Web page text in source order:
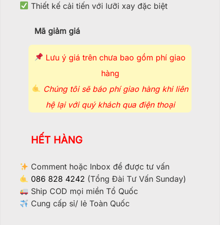
Thiết kế cải tiến với lưỡi xay đặc biệt
Mã giảm giá
Lưu ý giá trên chưa bao gồm phí giao
hàng
Chúng tôi sẽ báo phí giao hàng khi liên
hệ lại với quý khách qua điện thoại
HẾT HÀNG
Comment hoặc Inbox để được tư vấn
086 828 4242 (Tổng Đài Tư Vấn Sunday)
Ship COD mọi miền Tổ Quốc
Cung cấp sỉ/ lẻ Toàn Quốc